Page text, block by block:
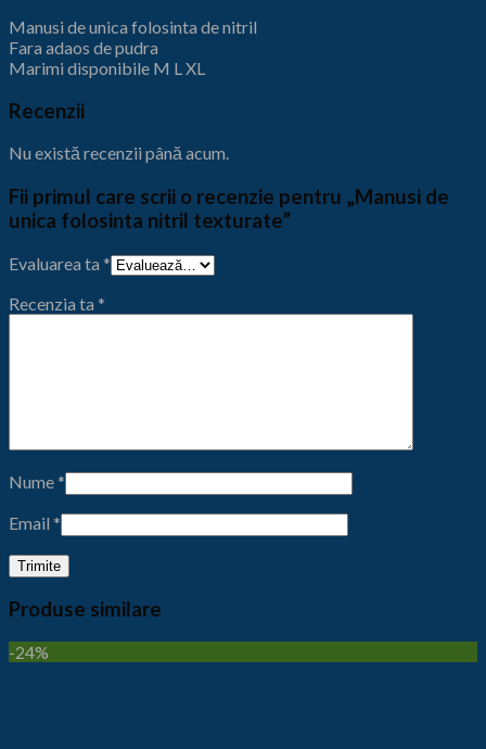
Manusi de unica folosinta de nitril
Fara adaos de pudra
Marimi disponibile M L XL
Recenzii
Nu există recenzii până acum.
Fii primul care scrii o recenzie pentru „Manusi de
unica folosinta nitril texturate”
Evaluarea ta *
Recenzia ta *
Nume*
Email *
Produse similare
-24%